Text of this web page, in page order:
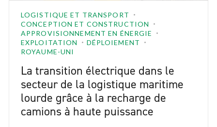
LOGISTIQUE ET TRANSPORT
CONCEPTION ET CONSTRUCTION
APPROVISIONNEMENT EN ÉNERGIE
EXPLOITATION
DÉPLOIEMENT
ROYAUME-UNI
La transition électrique dans le
secteur de la logistique maritime
lourde grâce à la recharge de
camions à haute puissance